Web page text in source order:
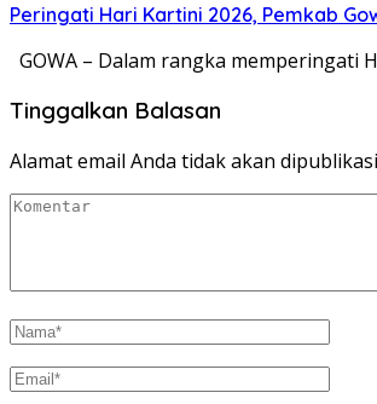
Peringati Hari Kartini 2026, Pemkab
GOWA – Dalam rangka memperingati
Tinggalkan Balasan
Alamat email Anda tidak akan